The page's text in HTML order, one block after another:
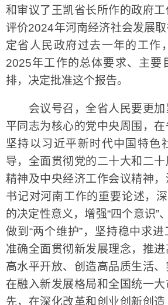
和审议了王凯省长所作的政府
评价2024年河南经济社会发展
定省人民政府过去一年的工作
2025年工作的总体要求、主要
排，决定批准这个报告。
会议号召，全省人民要更加
平同志为核心的党中央周围，在
坚持以习近平新时代中国特色
导，全面贯彻党的二十大和二
精神及中央经济工作会议精神
书记对河南工作的重要论述，
的决定性意义，增强“四个意识”
做到“两个维护”，坚持稳中求
准确全面贯彻新发展理念，推
高水平开放、创造高品质生活、
在融入新发展格局和全国统一
先，在深化改革和创业创新创